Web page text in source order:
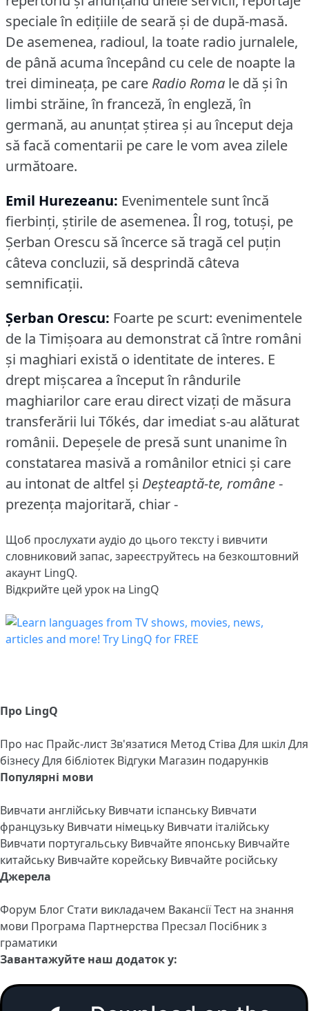
speciale în ediţiile de seară şi de după-masă.
De asemenea, radioul, la toate radio jurnalele,
de până acuma începând cu cele de noapte la
trei dimineaţa, pe care Radio Roma le dă şi în
limbi străine, în franceză, în engleză, în
germană, au anunţat ştirea şi au început deja
să facă comentarii pe care le vom avea zilele
următoare.
Emil Hurezeanu: Evenimentele sunt încă
fierbinţi, ştirile de asemenea. Îl rog, totuşi, pe
Şerban Orescu să încerce să tragă cel puţin
câteva concluzii, să desprindă câteva
semnificaţii.
Şerban Orescu: Foarte pe scurt: evenimentele
de la Timişoara au demonstrat că între români
şi maghiari există o identitate de interes. E
drept mişcarea a început în rândurile
maghiarilor care erau direct vizaţi de măsura
transferării lui Tőkés, dar imediat s-au alăturat
românii. Depeşele de presă sunt unanime în
constatarea masivă a românilor etnici şi care
au intonat de altfel şi Deşteaptă-te, române-
prezenţa majoritară, chiar -
Щоб прослухати аудіо до цього тексту і вивчити
словниковий запас, зареєструйтесь на безкоштовний
акаунт LingQ.
Відкрийте цей урок на LingQ
Про LingQ
Про нас Прайс-листЗв'язатися Метод Стіва Для шкіл Для
бізнесуДля бібліотек Відгуки Магазин подарунків
Популярні мови
Вивчати англійську Вивчати іспанську Вивчати
французьку Вивчати німецьку Вивчати італійську
Вивчати португальську Вивчайте японську Вивчайте
китайську Вивчайте корейську Вивчайте російську
Джерела
Форум Блог Стати викладачем ВакансіїТест на знання
мови Програма Партнерства Пресзал Посібник з
граматики
Завантажуйте наш додаток у: